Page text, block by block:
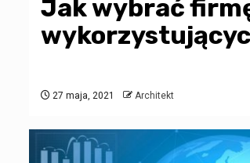
Jak wybrać
27 maja, 2021 Architekt